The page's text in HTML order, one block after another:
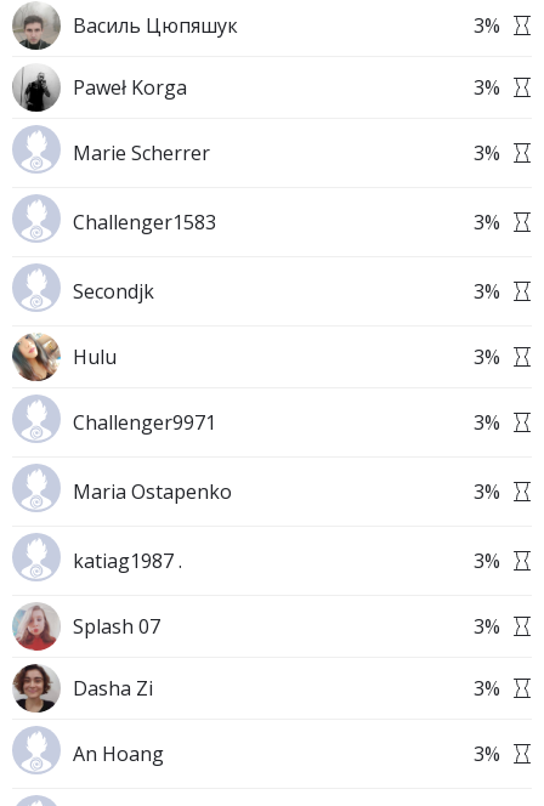
Василь Цюпяшук 3%
Paweł Korga 3%
Marie Scherrer 3%
Challenger1583 3%
Secondjk 3%
Hulu 3%
Challenger9971 3%
Maria Ostapenko 3%
katiag1987 . 3%
Splash 07 3%
Dasha Zi 3%
An Hoang 3%